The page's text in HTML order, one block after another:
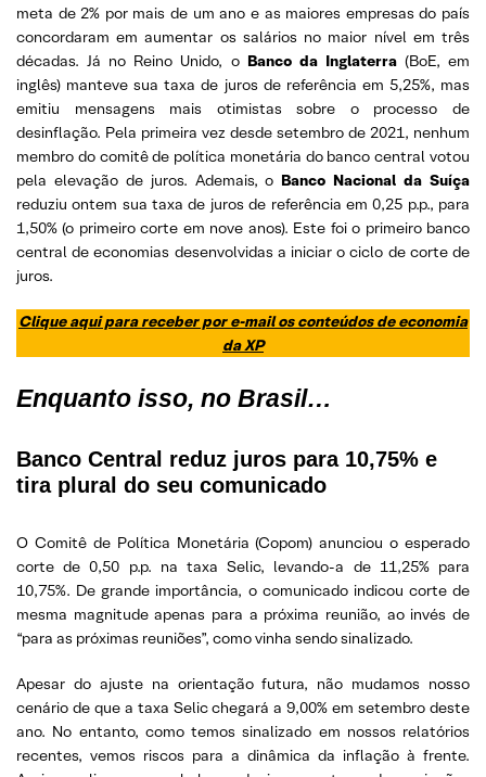
meta de 2% por mais de um ano e as maiores empresas do país
concordaram em aumentar os salários no maior nível em três
décadas. Já no Reino Unido, o Banco da Inglaterra(BoE, em
inglês) manteve sua taxa de juros de referência em 5,25%, mas
emitiu mensagens mais otimistas sobre o processo de
desinflação. Pela primeira vez desde setembro de 2021, nenhum
membro do comitê de política monetária do banco central votou
pela elevação de juros. Ademais, o Banco Nacional da Suíça
reduziu ontem sua taxa de juros de referência em 0,25 p.p., para
1,50% (o primeiro corte em nove anos). Este foi o primeiro banco
central de economias desenvolvidas a iniciar o ciclo de corte de
juros.
Clique aqui para receber por e-mail os conteúdos de economia
da XP
Enquanto isso, no Brasil…
Banco Central reduz juros para 10,75% e
tira plural do seu comunicado
O Comitê de Política Monetária (Copom) anunciou o esperado
corte de 0,50 p.p. na taxa Selic, levando-a de 11,25% para
10,75%. De grande importância, o comunicado indicou corte de
mesma magnitude apenas para a próxima reunião, ao invés de
“para as próximas reuniões”, como vinha sendo sinalizado.
Apesar do ajuste na orientação futura, não mudamos nosso
cenário de que a taxa Selic chegará a 9,00% em setembro deste
ano. No entanto, como temos sinalizado em nossos relatórios
recentes, vemos riscos para a dinâmica da inflação à frente.